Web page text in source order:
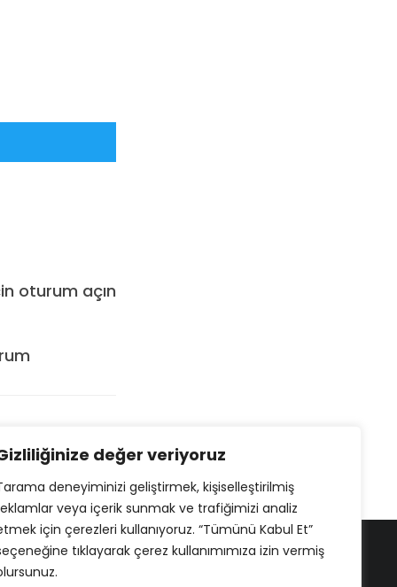
değer veriyoruz
deneyiminizi geliştirmek, kişiselleştirilmiş
veya içerik sunmak ve trafiğimizi analiz
için çerezleri kullanıyoruz. “Tümünü Kabul Et”
tıklayarak çerez kullanımımıza izin vermiş
oturum açın